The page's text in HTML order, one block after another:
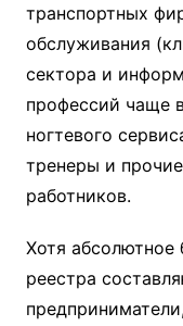
транспортных
обслуживания
сектора и
профессий чаще
ногтевого
тренеры и
работников.
Хотя абсолютное
реестра